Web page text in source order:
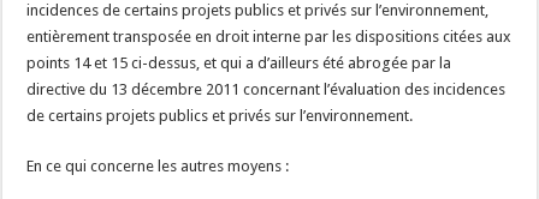
incidences de certains projets publics et privés sur l’environnement,
entièrement transposée en droit interne par les dispositions citées aux
points 14 et 15 ci-dessus, et qui a d’ailleurs été abrogée par la
directive du 13 décembre 2011 concernant l’évaluation des incidences
de certains projets publics et privés sur l’environnement.
En ce qui concerne les autres moyens :